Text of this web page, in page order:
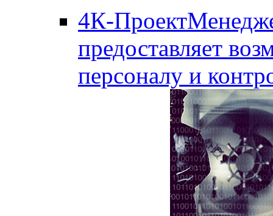
4К-
предоставляет
персоналу и